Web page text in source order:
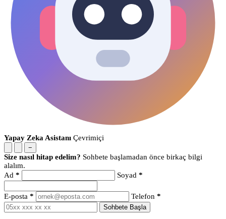
Yapay Zeka Asistanı Çevrimiçi
−
Size nasıl hitap edelim? Sohbete başlamadan önce birkaç bilgi
alalım.
Ad * Soyad *
E-posta * Telefon *
Sohbete Başla